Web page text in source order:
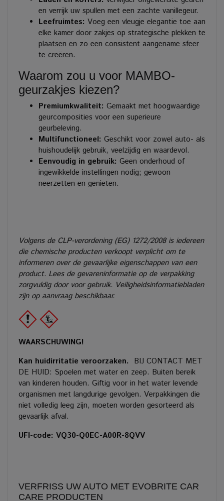
en verrijk uw spullen met een zachte vanillegeur.
Leefruimtes: Voeg een vleugje elegantie toe aan
elke kamer door zakjes op strategische plekken te
plaatsen en zo een consistent aangename sfeer
te creëren.
Waarom zou u voor MAMBO-
geurzakjes kiezen?
Premiumkwaliteit: Gemaakt met hoogwaardige
geurcomposities voor een superieure
geurbeleving.
Multifunctioneel: Geschikt voor zowel auto- als
huishoudelijk gebruik, veelzijdig en waardevol.
Eenvoudig in gebruik: Geen onderhoud of
ingewikkelde instellingen nodig; gewoon
neerzetten en genieten.
Volgens de CLP-verordening (EG) 1272/2008 is iedereen
die chemische producten verkoopt verplicht om te
informeren over de gevaarlijke eigenschappen van een
product. Lees de gevareninformatie op de verpakking
zorgvuldig door voor gebruik. Veiligheidsinformatiebladen
zijn op aanvraag beschikbaar.
WAARSCHUWING!
Kan huidirritatie veroorzaken.
BIJ CONTACT MET
DE HUID: Spoelen met water en zeep. Buiten bereik
van kinderen houden. Giftig voor in het water levende
organismen met langdurige gevolgen. Verpakkingen die
niet volledig leeg zijn, moeten worden gesorteerd als
gevaarlijk afval.
UFI-code: VQ30-Q0EC-A00R-8QVV
VERFRISS UW AUTO MET EVOBRITE CAR
CARE PRODUCTEN